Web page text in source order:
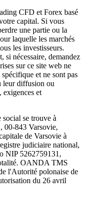
CFD et Forex basé
capital. Si vous
une partie ou la
laquelle les marchés
les investisseurs.
si nécessaire, demandez
sur ce site web ne
et ne sont pas
leur diffusion ou
exigences et
se trouve à
00-843 Varsovie,
de Varsovie à
judiciaire national,
NIP 5262759131,
OANDA TMS
l'Autorité polonaise de
du 26 avril